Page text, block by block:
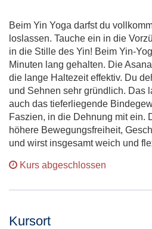
Beim Yin Yoga darfst du
loslassen. Tauche ein in die
in die Stille des Yin! Beim Yin-
Minuten lang gehalten. Die
die lange Haltezeit effektiv. Du
und Sehnen sehr gründlich. Das
auch das tieferliegende
Faszien, in die Dehnung mit ein.
höhere Bewegungsfreiheit,
und wirst insgesamt weich und
Kurs abgeschlossen
Kursort